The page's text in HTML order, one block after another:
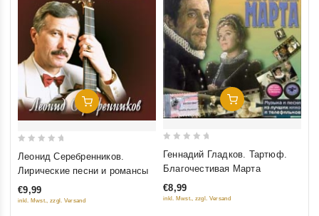
Добавить В Корзину
5
Леонид Серебренников.
Лирические песни и романсы
€9,99
inkl. Mwst., zzgl. Versand
Добавить В Корзину
5
Геннадий Гладков. Тартюф.
Благочестивая Марта
€8,99
inkl. Mwst., zzgl. Versand